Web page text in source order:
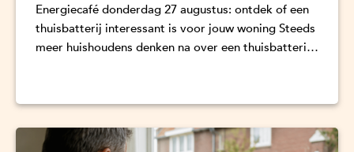
Energiecafé donderdag 27 augustus: ontdek of een
thuisbatterij interessant is voor jouw woning Steeds
meer huishoudens denken na over een thuisbatterij.